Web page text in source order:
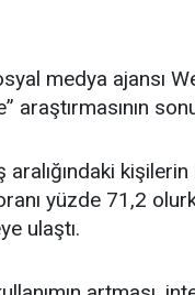
medya ajansı
araştırmasının
kişilerin
yüzde 71,2
ulaştı.